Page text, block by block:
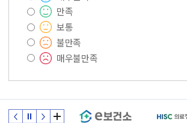
만족
보통
불만족
매우불만족